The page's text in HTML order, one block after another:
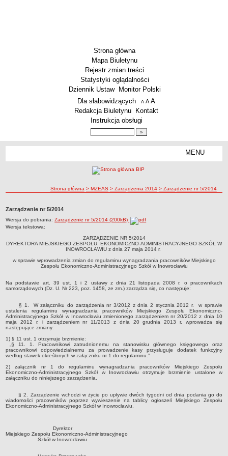
Strona główna
Mapa Biuletynu
Rejestr zmian treści
Statystyki oglądalności
Dziennik Ustaw
Monitor Polski
Menu dodatkowe
Dla słabowidzących A pomniejsz czcionkę
A standardowy rozmiar czcionki
A
Redakcja Biuletynu
Kontakt
Instrukcja obsługi
MENU
PONOWNE WYKORZYSTYWANIE
PLACÓWKI OŚWIATOWE
Szkoły Podstawowe
MZEAS
Zarządzenia 2013
Zarządzenia 2014
Zarządzenia 2016
Zarządzenia 2018
Zarządzenia 2019
Zarządzenia 2020
Zarządzenia 2021
Zarządzenia 2022
Zarządzenia 2023
Zarządzenia 2024
Zarządzenia 2025
Kontrola zarządcza
ścieżka nawigacji
Strona główna > MZEAS > Zarządzenia 2014 > Zarządzenie nr 5/2014
Zarządzenie nr 5/2014
Wersja do pobrania:Zarządzenie nr 5/2014 (200kB)
Wersja tekstowa:
ZARZĄDZENIE NR 5/2014
DYREKTORA MIEJSKIEGO ZESPOŁU EKONOMICZNO-ADMINISTRACYJNEGO SZKÓŁ W
INOWROCŁAWIU z dnia 27 maja 2014 r.
w sprawie wprowadzenia zmian do regulaminu wynagradzania pracowników Miejskiego
Zespołu Ekonomiczno-Administracyjnego Szkół w Inowrocławiu
Na podstawie art. 39 ust. 1 i 2 ustawy z dnia 21 listopada 2008 r. o pracownikach
samorządowych (Dz. U. Nr 223, poz. 1458, ze zm.) zarządza się, co następuje:
§ 1. W załączniku do zarządzenia nr 3/2012 z dnia 2 stycznia 2012 r. w sprawie
ustalenia regulaminu wynagradzania pracowników Miejskiego Zespołu Ekonomiczno-
Administracyjnego Szkół w Inowrocławiu zmienionego zarządzeniem nr 20/2012 z dnia 10
maja 2012 r. i zarządzeniem nr 11/2013 z dnia 20 grudnia 2013 r. wprowadza się
następujące zmiany:
1) § 11 ust. 1 otrzymuje brzmienie:
„§ 11. 1. Pracownikowi zatrudnionemu na stanowisku głównego księgowego oraz
pracownikowi odpowiedzialnemu za prowadzenie kasy przysługuje dodatek funkcyjny
według stawek określonych w załączniku nr 1 do regulaminu.”
2) załącznik nr 1 do regulaminu wynagradzania pracowników Miejskiego Zespołu
Ekonomiczno-Administracyjnego Szkół w Inowrocławiu otrzymuje brzmienie ustalone w
załączniku do niniejszego zarządzenia.
§ 2. Zarządzenie wchodzi w życie po upływie dwóch tygodni od dnia podania go do
wiadomości pracowników poprzez wywieszenie na tablicy ogłoszeń Miejskiego Zespołu
Ekonomiczno-Administracyjnego Szkół w Inowrocławiu.
Dyrektor
Miejskiego Zespołu Ekonomiczno-Administracyjnego
Szkół w Inowrocławiu